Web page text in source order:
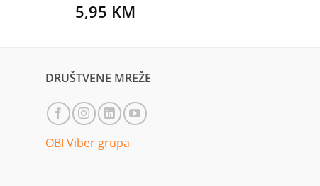
5,95 KM
DRUŠTVENE MREŽE
OBI Viber grupa